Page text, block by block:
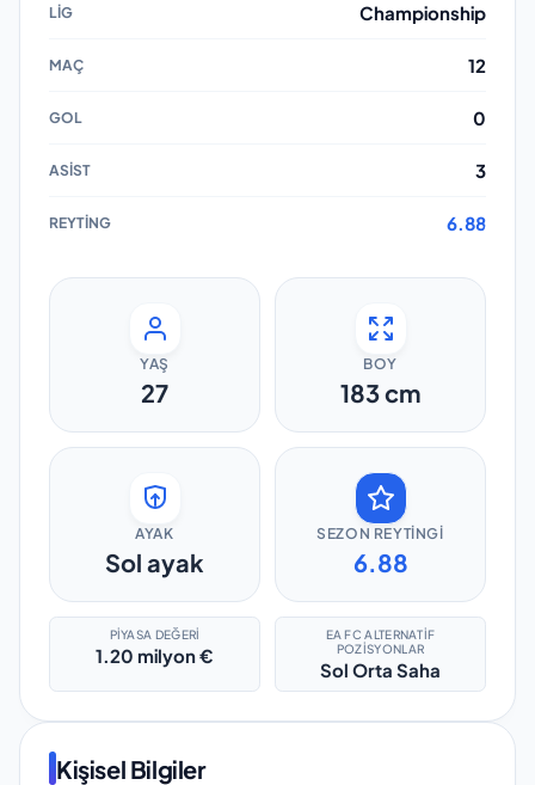
Championship
12
0
3
6.88
YAŞ
27
BOY
183cm
AYAK
Sol ayak
SEZON REYTINGI
6.88
PIYASA DEĞERI
1.20 milyon €
EA FC ALTERNATIF
POZISYONLAR
Sol Orta Saha
Kişisel Bilgiler